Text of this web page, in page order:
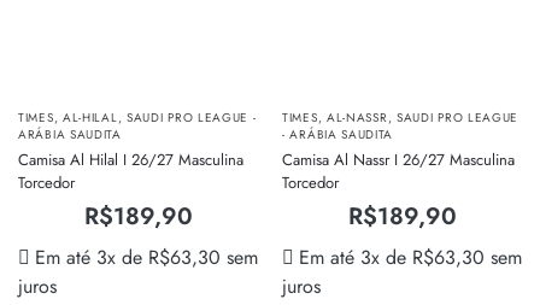
TIMES, AL-HILAL, SAUDI PRO LEAGUE -
ARÁBIA SAUDITA
Camisa Al Hilal I 26/27 Masculina
Torcedor
R$189,90
Em até 3x de R$63,30 sem
juros
TIMES, AL-NASSR, SAUDI PRO LEAGUE
- ARÁBIA SAUDITA
Camisa Al Nassr I 26/27 Masculina
Torcedor
R$189,90
Em até 3x de R$63,30 sem
juros